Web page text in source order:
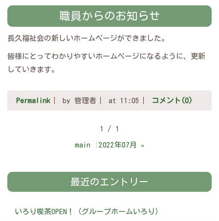
職員からのお知らせ
長久福祉会の新しいホームページができました。
皆様にとってわかりやすいホームページになるように、更新
していきます。
Permalink by 管理者 at 11:05 コメント(0)
1 / 1
main 2022年07月 »
最近のエントリー
いろり喫茶OPEN！（グループホームいろり）